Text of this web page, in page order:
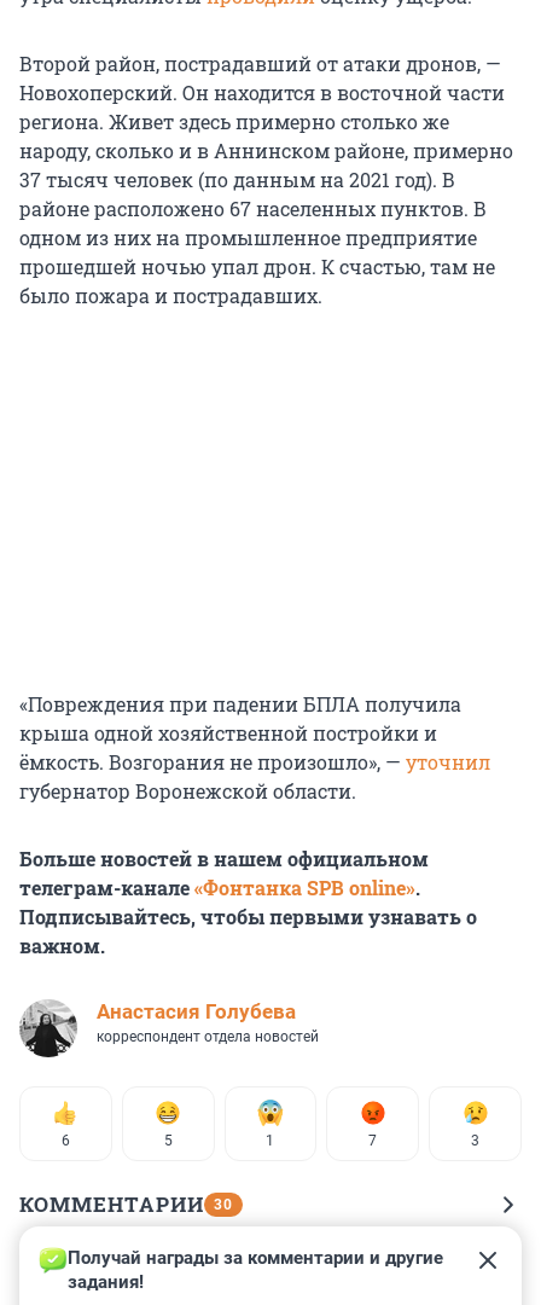
Второй район, пострадавший от атаки дронов, —
Новохоперский. Он находится в восточной части
региона. Живет здесь примерно столько же
народу, сколько и в Аннинском районе, примерно
37 тысяч человек (по данным на 2021 год). В
районе расположено 67 населенных пунктов. В
одном из них на промышленное предприятие
прошедшей ночью упал дрон. К счастью, там не
было пожара и пострадавших.
«Повреждения при падении БПЛА получила
крыша одной хозяйственной постройки и
ёмкость. Возгорания не произошло», — уточнил
губернатор Воронежской области.
Больше новостей в нашем официальном
телеграм-канале«Фонтанка SPB online».
Подписывайтесь, чтобы первыми узнавать о
важном.
Анастасия Голубева
корреспондент отдела новостей
6 5 1 7 3
КОММЕНТАРИИ 30
Гость
28 октября 2024, 17:05
Получай награды за комментарии и другие
задания!